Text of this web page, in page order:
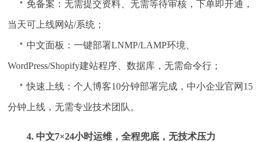
免备案：无需提交资料、无需等待审核，下单即开通，
当天可上线网站/系统；
中文面板：一键部署LNMP/LAMP环境、
WordPress/Shopify建站程序、数据库，无需命令行；
快速上线：个人博客10分钟部署完成，中小企业官网15
分钟上线，无需专业技术团队。
4. 中文7×24小时运维，全程兜底，无技术压力